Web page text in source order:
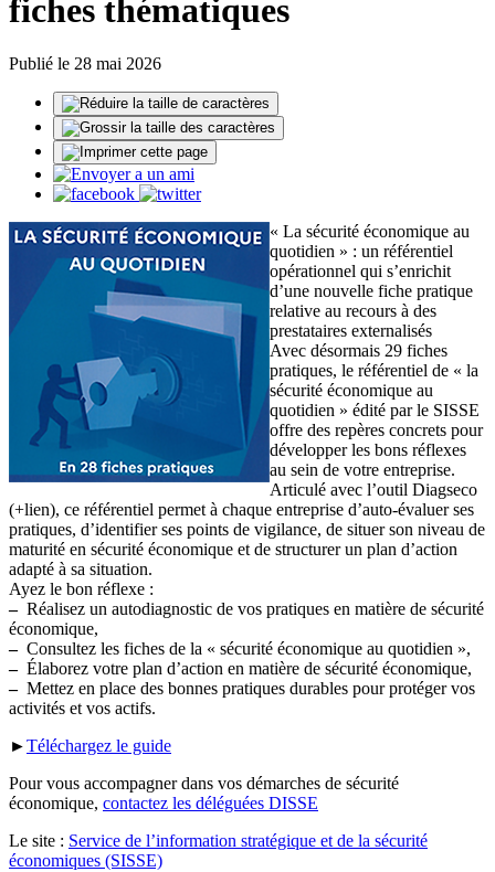
fiches thématiques
Publié le 28 mai 2026
« La sécurité économique au
quotidien » : un référentiel
opérationnel qui s’enrichit
d’une nouvelle fiche pratique
relative au recours à des
prestataires externalisés
Avec désormais 29 fiches
pratiques, le référentiel de « la
sécurité économique au
quotidien » édité par le SISSE
offre des repères concrets pour
développer les bons réflexes
au sein de votre entreprise.
Articulé avec l’outil Diagseco
(+lien), ce référentiel permet à chaque entreprise d’auto-évaluer ses
pratiques, d’identifier ses points de vigilance, de situer son niveau de
maturité en sécurité économique et de structurer un plan d’action
adapté à sa situation.
Ayez le bon réflexe :
–Réalisez un autodiagnostic de vos pratiques en matière de sécurité
économique,
–Consultez les fiches de la « sécurité économique au quotidien »,
–Élaborez votre plan d’action en matière de sécurité économique,
–Mettez en place des bonnes pratiques durables pour protéger vos
activités et vos actifs.
►Téléchargez le guide
Pour vous accompagner dans vos démarches de sécurité
économique, contactez les déléguées DISSE
Le site : Service de l’information stratégique et de la sécurité
économiques (SISSE)